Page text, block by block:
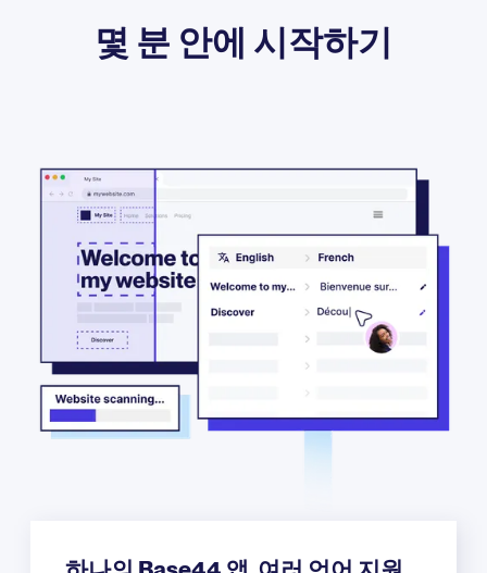
몇 분 안에 시작하기